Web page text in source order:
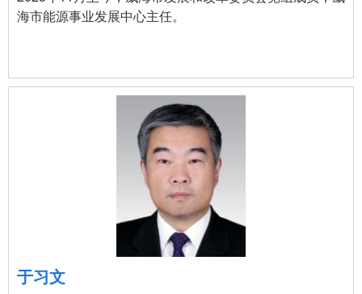
海市能源事业发展中心主任。
于习文